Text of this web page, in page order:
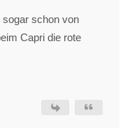
sogar schon von
Capri die rote